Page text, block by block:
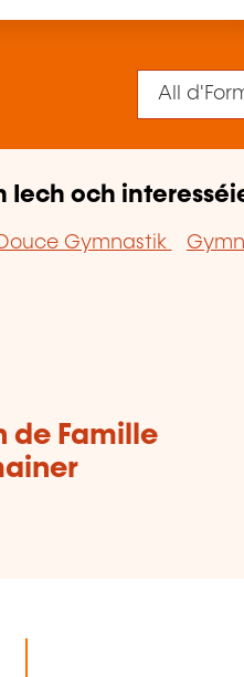
All
Iech och
Gymnastik
de Famille